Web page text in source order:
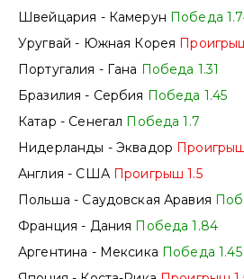
Швейцария - Камерун Победа
Уругвай - Южная Корея
Португалия - Гана Победа 1.31
Бразилия - Сербия Победа 1.45
Катар - Сенегал Победа 1.7
Нидерланды - Эквадор
Англия - США Проигрыш 1.5
Польша - Саудовская Аравия
Франция - Дания Победа 1.84
Аргентина - Мексика Победа 1.45